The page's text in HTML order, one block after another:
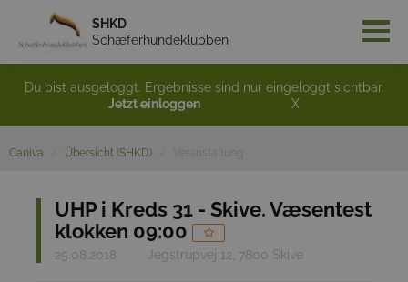
SHKD
Schæferhundeklubben
Du bist ausgeloggt. Ergebnisse sind nur eingeloggt sichtbar.
Jetzt einloggen
X
Caniva Übersicht (SHKD)
UHP i Kreds 31 - Skive. Væsentest
klokken 09:00
25.08.2018 Jegstrupvej 12, 7800 Skive